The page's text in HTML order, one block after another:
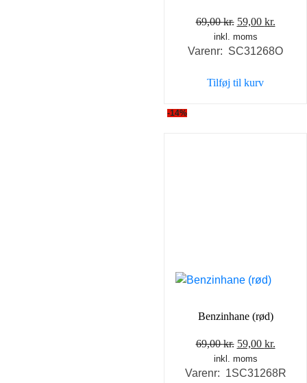
69,00kr. Den
oprindelige
pris
69,00 kr..
59,00 kr.
pris
inkl. moms
Varenr: SC31268O
Tilføj til kurv
-14%
Benzinhane (rød)
69,00kr. Den
oprindelige
pris
59,00 kr.
pris
inkl. moms
Varenr: 1SC31268R